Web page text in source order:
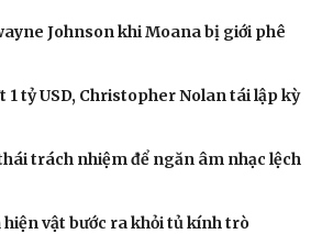
Johnson khi Moana bị giới phê
1 tỷ USD, Christopher Nolan tái lập kỳ
trách nhiệm để ngăn âm nhạc lệch
hiện vật bước ra khỏi tủ kính trò